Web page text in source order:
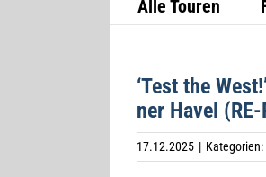
Alle Tou­ren
‘Test the
ner Havel
17.12.2025 | Kategorien: